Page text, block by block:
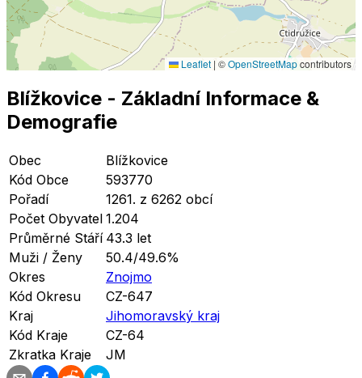
Leaflet | ©OpenStreetMapcontributors
Blížkovice - Základní Informace &
Demografie
Obec
Blížkovice
Kód Obce
593770
Pořadí
1261. z 6262 obcí
Počet Obyvatel 1.204
Průměrné Stáří 43.3 let
Muži / Ženy
50.4/49.6%
Okres
Znojmo
Kód Okresu
CZ-647
Kraj
Jihomoravský kraj
Kód Kraje
CZ-64
Zkratka Kraje
JM